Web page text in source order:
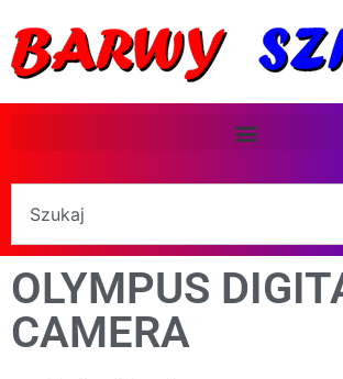
OLYMPUS
CAMERA